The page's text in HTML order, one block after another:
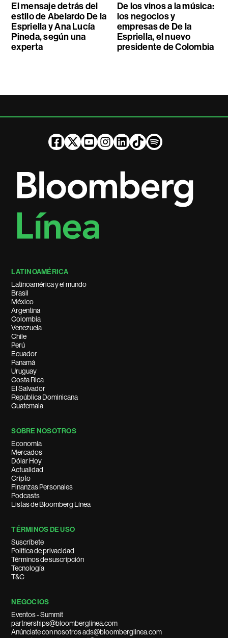
El mensaje detrás del
estilo de Abelardo De la
Espriella y Ana Lucía
Pineda, según una
experta
De los vinos a la música:
los negocios y
empresas de De la
Espriella, el nuevo
presidente de Colombia
LATINOAMÉRICA
Latinoamérica y el mundo
Brasil
México
Argentina
Colombia
Venezuela
Chile
Perú
Ecuador
Panamá
Uruguay
Costa Rica
El Salvador
República Dominicana
Guatemala
SOBRE NOSOTROS
Economía
Mercados
Dólar Hoy
Actualidad
Cripto
Finanzas Personales
Podcasts
Listas de Bloomberg Línea
TÉRMINOS DE USO
Suscríbete
Política de privacidad
Términos de suscripción
Tecnología
T&C
NEGOCIOS
Eventos - Summit
partnerships@bloomberglinea.com
Anúnciate con nosotros ads@bloomberglinea.com